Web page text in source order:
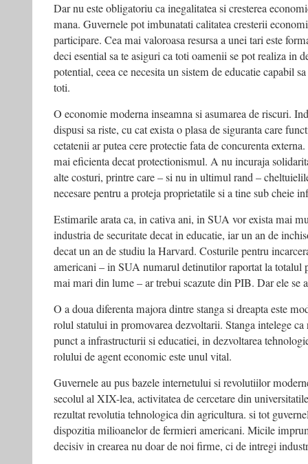
Dar nu este obligatoriu ca inegalitatea si cresterea
mana. Guvernele pot imbunatati calitatea cresterii
participare. Cea mai valoroasa resursa a unei tari este
deci esential sa te asiguri ca toti oamenii se pot realiza in
potential, ceea ce necesita un sistem de educatie capabil
toti.
O economie moderna inseamna si asumarea de riscuri.
dispusi sa riste, cu cat exista o plasa de siguranta care
cetatenii ar putea cere protectie fata de concurenta
mai eficienta decat protectionismul. A nu incuraja
alte costuri, printre care – si nu in ultimul rand –
necesare pentru a proteja proprietatile si a tine sub cheie
Estimarile arata ca, in cativa ani, in SUA vor exista mai
industria de securitate decat in educatie, iar un an de
decat un an de studiu la Harvard. Costurile pentru
americani – in SUA numarul detinutilor raportat la totalul
mai mari din lume – ar trebui scazute din PIB. Dar ele se
O a doua diferenta majora dintre stanga si dreapta este
rolul statului in promovarea dezvoltarii. Stanga intelege
punct a infrastructurii si educatiei, in dezvoltarea
rolului de agent economic este unul vital.
Guvernele au pus bazele internetului si revolutiilor
secolul al XIX-lea, activitatea de cercetare din
rezultat revolutia tehnologica din agricultura. si tot
dispozitia milioanelor de fermieri americani. Micile
decisiv in crearea nu doar de noi firme, ci de intregi